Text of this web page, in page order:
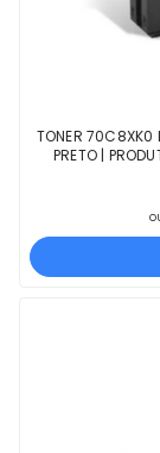
TONER 70C8XK0
PRETO |